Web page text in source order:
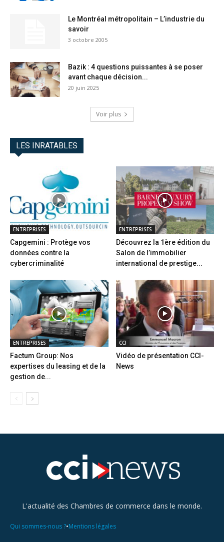
Le Montréal métropolitain – L’industrie du
savoir
3 octobre 2005
Bazik : 4 questions puissantes à se poser
avant chaque décision...
20 juin 2025
Voir plus
LES INRATABLES
ENTREPRISES
Capgemini : Protège vos
données contre la
cybercriminalité
ENTREPRISES
Découvrez la 1ère édition du
Salon de l’immobilier
international de prestige...
ENTREPRISES
Factum Group: Nos
expertises du leasing et de la
gestion de...
CCI
Vidéo de présentation CCI-
News
L'actualité des Chambres de commerce dans le monde.
Qui sommes-nous ?•Mentions légales